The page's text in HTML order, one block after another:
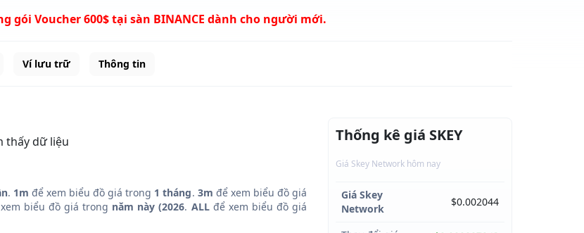
gói Voucher 600$ tại sàn BINANCE dành cho người mới.
Ví lưu trữ Thông tin
thấy dữ liệu
. 1m để xem biểu đồ giá trong 1 tháng. 3m để xem biểu đồ giá
biểu đồ giá trong năm này (2026. ALLđể xem biểu đồ giá
Thống kê giá SKEY
Giá Skey Network hôm nay
Giá Skey
Network
$0.002044